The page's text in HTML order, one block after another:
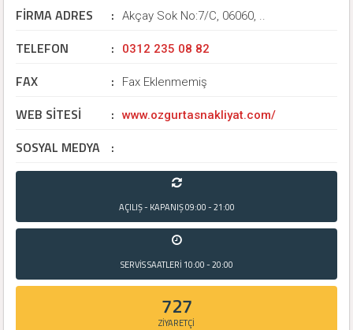
FİRMA ADRES : Akçay Sok No:7/C, 06060, ..
TELEFON : 0312 235 08 82
FAX : Fax Eklenmemiş
WEB SİTESİ : www.ozgurtasnakliyat.com/
SOSYAL MEDYA :
AÇILIŞ - KAPANIŞ09:00 - 21:00
SERVİS SAATLERİ 10:00 - 20:00
727
ZİYARETÇİ